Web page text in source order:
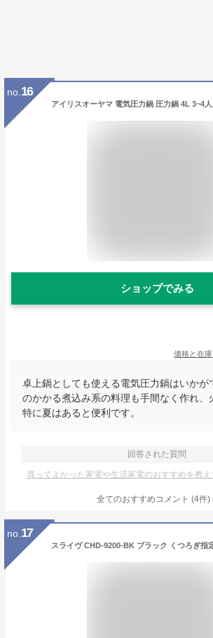
no. 16
ショップでみる
価格と在庫
卓上鍋としても使える電気圧力鍋はいかが
のかかる煮込み系の料理も手間なく作れ、
特に夏はあると便利です。
回答された質問
買ってよかった家電や生活家電のおすすめを教え
全てのおすすめコメント (4件)
no. 17